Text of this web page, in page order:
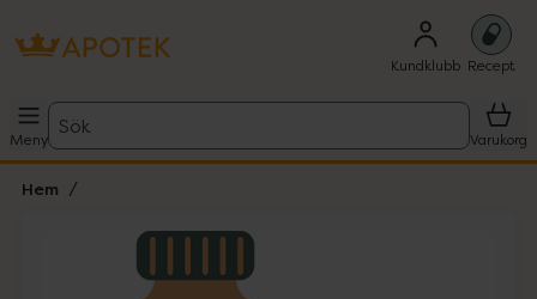
Kundklubb Recept
Meny
Sök
Varukorg
Hem
Lista: . Innehåller 1 objekt.